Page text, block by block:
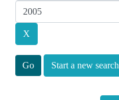
Start a new search